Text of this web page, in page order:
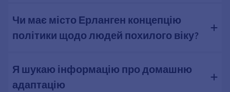
Чи має місто Ерланген концепцію
політики щодо людей похилого віку?
Я шукаю інформацію про домашню
адаптацію